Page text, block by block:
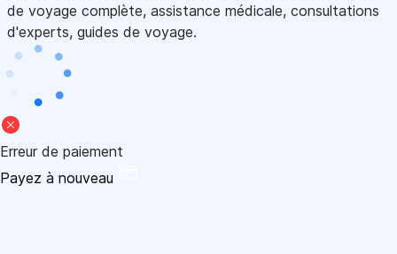
de voyage complète, assistance médicale, consultations
d'experts, guides de voyage.
Erreur de paiement
Payez à nouveau